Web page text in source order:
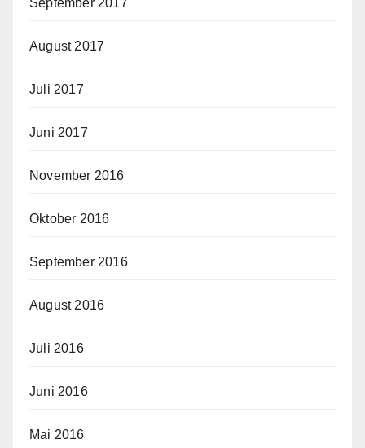
August 2017
Juli 2017
Juni 2017
November 2016
Oktober 2016
September 2016
August 2016
Juli 2016
Juni 2016
Mai 2016